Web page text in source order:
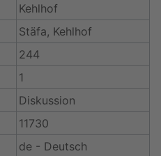
Kehlhof
Stäfa, Kehlhof
244
1
Diskussion
11730
de - Deutsch